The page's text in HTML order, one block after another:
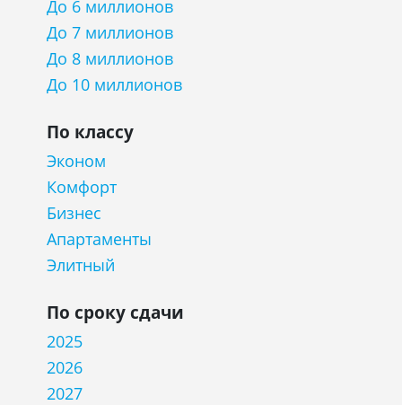
До 6 миллионов
До 7 миллионов
До 8 миллионов
До 10 миллионов
По классу
Эконом
Комфорт
Бизнес
Апартаменты
Элитный
По сроку сдачи
2025
2026
2027